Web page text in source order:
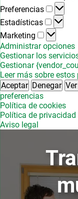
Preferencias
Estadísticas
Marketing
Marketing
Administrar opciones
Gestionar los
Gestionar
Leer más sobre
Aceptar Denegar
preferencias
Política de cookies
Política de privacidad
Aviso legal